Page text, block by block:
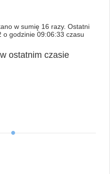
w sumię 16 razy. Ostatni
o godzinie 09:06:33 czasu
ostatnim czasie